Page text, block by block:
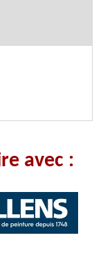
avec :